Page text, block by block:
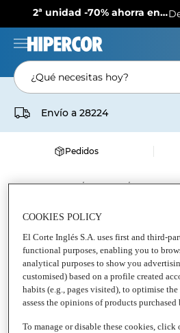
2ª unidad -70% ahorra en más de 1.000 productos
¿Qué necesitas hoy?
Envío a 28224
Pedidos
Supermercado Frescos
CHARCUTERÍA Y QUESO
Charcutería y queso envasado
COOKIES POLICY
El Corte Inglés S.A. uses first and third-
functional purposes, enabling you to
analytical purposes to show you
customised) based on a profile created
habits (e.g., pages visited), to optimise
assess the opinions of products purchased
To manage or disable these cookies,